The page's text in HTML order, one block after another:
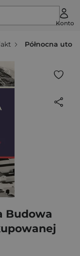
Konto
Północna
Budowa